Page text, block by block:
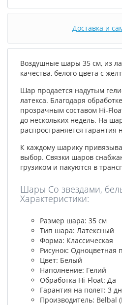
Доставка и
Воздушные шары 35 см, из
качества, белого цвета с
Шар продается надутым
латекса. Благодаря
прозрачным составом Hi-
до нескольких недель. На
распространяется гарантия
К каждому шарику
выбор. Связки шаров
грузиком и пакуются в
Шары Со звездами,
Характеристики:
Размер шара: 35 см
Тип шара: Латексный
Форма: Классическая
Рисунок: Одноцветная
Цвет: Белый
Наполнение: Гелий
Обработка Hi-Float: Да
Гарантия на полет: 3
Производитель: Belbal